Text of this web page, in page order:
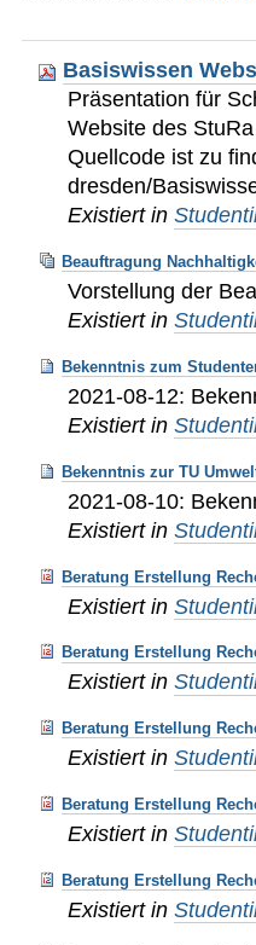
Basiswissen
Präsentation für
Website des
Quellcode ist zu
dresden/
Existiert in
Beauftragung
Vorstellung der
Existiert in
Bekenntnis zum
2021-08-12:
Existiert in
Bekenntnis zur TU
2021-08-10:
Existiert in
Beratung Erstellung
Existiert in
Beratung Erstellung
Existiert in
Beratung Erstellung
Existiert in
Beratung Erstellung
Existiert in
Beratung Erstellung
Existiert in